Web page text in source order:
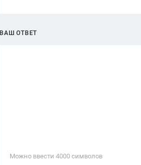
ВАШ ОТВЕТ
Можно ввести 4000 cимволов